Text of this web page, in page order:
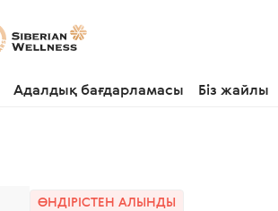
Адалдық бағдарламасы Біз жайлы
ӨНДІРІСТЕН АЛЫНДЫ